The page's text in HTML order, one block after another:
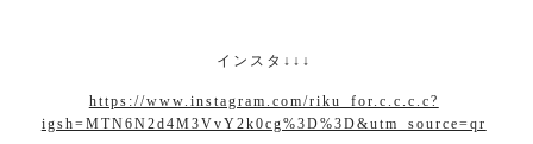
インスタ ↓↓↓
https://www.instagram.com/riku_for.c.c.c.c?
igsh=MTN6N2d4M3VvY2k0cg%3D%3D&utm_source=qr